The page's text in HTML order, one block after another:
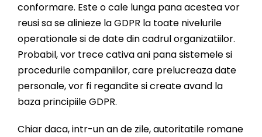
conformare. Este o cale lunga pana acestea vor
reusi sa se alinieze la GDPR la toate nivelurile
operationale si de date din cadrul organizatiilor.
Probabil, vor trece cativa ani pana sistemele si
procedurile companiilor, care prelucreaza date
personale, vor fi regandite si create avand la
baza principiile GDPR.
Chiar daca, intr-un an de zile, autoritatile romane